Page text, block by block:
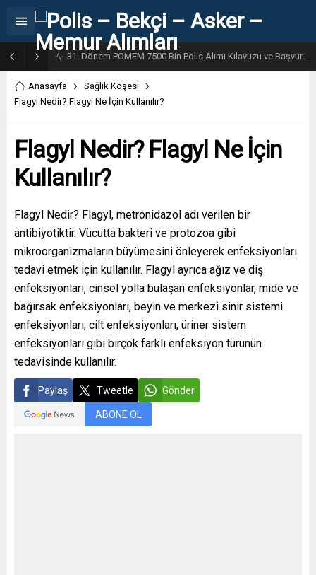
31. Dönem POMEM 7500 Bin Polis Alımı Kılavuzu ve Başvuru Ekranı
Anasayfa
Sağlık Köşesi
Flagyl Nedir? Flagyl Ne İçin Kullanılır?
Flagyl Nedir? Flagyl Ne İçin
Kullanılır?
Flagyl Nedir? Flagyl, metronidazol adı verilen bir
antibiyotiktir. Vücutta bakteri ve protozoa gibi
mikroorganizmaların büyümesini önleyerek enfeksiyonları
tedavi etmek için kullanılır. Flagyl ayrıca ağız ve diş
enfeksiyonları, cinsel yolla bulaşan enfeksiyonlar, mide ve
bağırsak enfeksiyonları, beyin ve merkezi sinir sistemi
enfeksiyonları, cilt enfeksiyonları, üriner sistem
enfeksiyonları gibi birçok farklı enfeksiyon türünün
tedavisinde kullanılır.
Paylaş Tweetle Gönder
ABONE OL